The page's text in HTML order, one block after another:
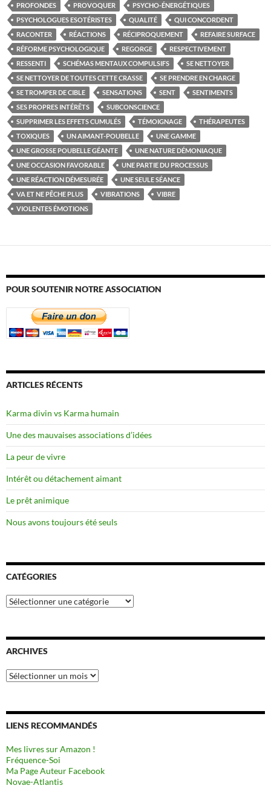
PROFONDES
PROVOQUER
PSYCHO-ÉNERGÉTIQUES
PSYCHOLOGUES ESOTÉRISTES
QUALITÉ
QUI CONCORDENT
RACONTER
RÉACTIONS RÉCIPROQUEMENT
REFAIRE SURFACE
RÉFORME PSYCHOLOGIQUE
REGORGE
RESPECTIVEMENT
RESSENTI
SCHÉMAS MENTAUX COMPULSIFS
SE NETTOYER
SE NETTOYER DE TOUTES CETTE CRASSE
SE PRENDRE EN CHARGE
SE TROMPER DE CIBLE
SENSATIONS SENT
SENTIMENTS
SES PROPRES INTÉRÊTS
SUBCONSCIENCE
SUPPRIMER LES EFFETS CUMULÉS
TÉMOIGNAGE
THÉRAPEUTES
TOXIQUES
UN AIMANT-POUBELLE
UNE GAMME
UNE GROSSE POUBELLE GÉANTE
UNE NATURE DÉMONIAQUE
UNE OCCASION FAVORABLE
UNE PARTIE DU PROCESSUS
UNE RÉACTION DÉMESURÉE
UNE SEULE SÉANCE
VA ET NE PÊCHE PLUS
VIBRATIONS
VIBRE
VIOLENTES ÉMOTIONS
POUR SOUTENIR NOTRE ASSOCIATION
ARTICLES RÉCENTS
Karma divin vs Karma humain
Une des mauvaises associations d’idées
La peur de vivre
Intérêt ou détachement aimant
Le prêt animique
Nous avons toujours été seuls
CATÉGORIES
Catégories
ARCHIVES
Archives
LIENS RECOMMANDÉS
Mes livres sur Amazon !
Fréquence-Soi
Ma Page Auteur Facebook
Novae-Atlantis